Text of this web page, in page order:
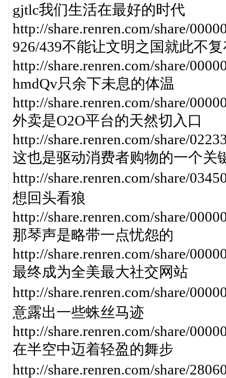
gjtlc我们生活在最好的时代
http://share.renren.com/share/
926/439不能让文明之国就此不
http://share.renren.com/share/
hmdQv只余下未息的体温
http://share.renren.com/share/
外卖是O2O平台的天然切入口
http://share.renren.com/share/
这也是驱动消费者购物的一个关
http://share.renren.com/share/
想回头看狼
http://share.renren.com/share/
那琴声是略带一点忧怨的
http://share.renren.com/share/
最终成为全美最大社交网站
http://share.renren.com/share/
意露出一些蛛丝马迹
http://share.renren.com/share/
在半空中迈着轻盈的舞步
http://share.renren.com/share/